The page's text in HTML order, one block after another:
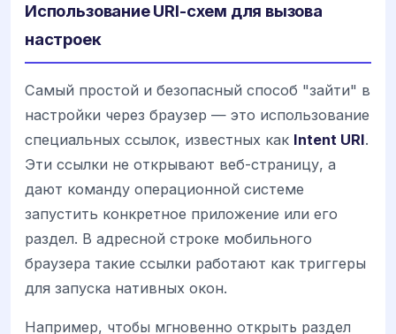
Использование URI-схем для вызова
настроек
Самый простой и безопасный способ "зайти" в
настройки через браузер — это использование
специальных ссылок, известных как Intent URI.
Эти ссылки не открывают веб-страницу, а
дают команду операционной системе
запустить конкретное приложение или его
раздел. В адресной строке мобильного
браузера такие ссылки работают как триггеры
для запуска нативных окон.
Например, чтобы мгновенно открыть раздел